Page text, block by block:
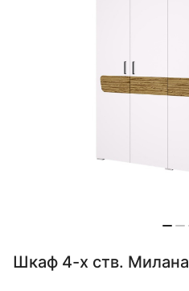
Шкаф 4-х ств. Милана